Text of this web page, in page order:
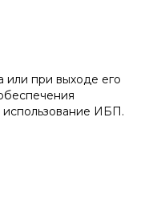
или при выходе его
ИБП.